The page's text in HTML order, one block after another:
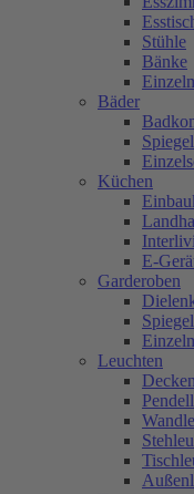
Stühle
Bänke
Bäder
Spiegel
Küchen
E-
Garderoben
Spiegel
Leuchten